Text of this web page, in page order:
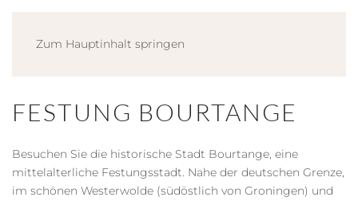
Zum Hauptinhalt springen
FESTUNG BOURTANGE
Besuchen Sie die historische Stadt Bourtange, eine
mittelalterliche Festungsstadt. Nahe der deutschen Grenze,
im schönen Westerwolde (südöstlich von Groningen) und